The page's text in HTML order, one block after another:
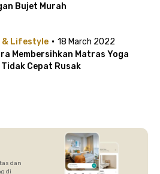
Bujet Murah
& Lifestyle · 18 March 2022
Membersihkan Matras Yoga
Cepat Rusak
dan
di